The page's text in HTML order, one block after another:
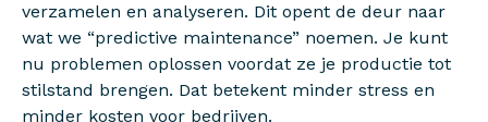
verzamelen en analyseren. Dit opent de deur naar
wat we “predictive maintenance” noemen. Je kunt
nu problemen oplossen voordat ze je productie tot
stilstand brengen. Dat betekent minder stress en
minder kosten voor bedrijven.